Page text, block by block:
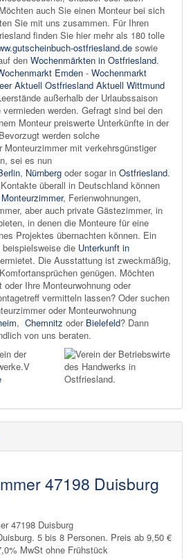
auch Sie einen Monteur bei sich
Sie mit uns zusammen. Für Ihren
finden Sie hier mehr als 180 tolle
ostfriesland.de sowie
den Wochenmärkten in Ostfriesland.
Emden - Wochenmarkt
Aktuell Ostfriesland Aktuell Wittmund
außerhalb der Urlaubssaison
werden. Gefragt sind bei den
Monteur preiswerte Unterkünfte in der
werden solche
Monteurzimmer mit verkehrsgünstiger
sei es nun
, Nürnberg oder sogar in Ostfriesland.
überall in Deutschland können
Monteurzimmer, Ferienwohnungen,
aber auch private Gästezimmer, in
in denen die Monteure für eine
Projektes übernachten können. Ein
die Unterkunft in
Die Ausstattung ist zweckmäßig,
genügen. Möchten
Ihre Monteurwohnung oder
vermitteln lassen? Oder suchen
oder Monteurwohnung
, Chemnitz oder Bielefeld? Dann
von uns beraten.
der
47198 Duisburg
5 bis 8 Personen. Preis ab 9,50 €
MwSt ohne Frühstück